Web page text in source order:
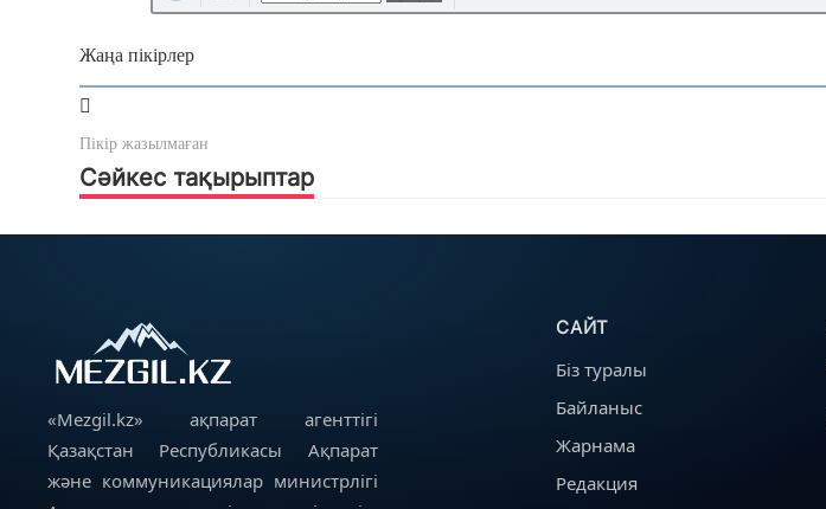
Жаңа пікірлер
Пікір жазылмаған
Сәйкес тақырыптар
«Mezgil.kz» ақпарат агенттігі
Қазақстан Республикасы Ақпарат
және коммуникациялар министрлігі
САЙТ
Біз туралы
Байланыс
Жарнама
Редакция